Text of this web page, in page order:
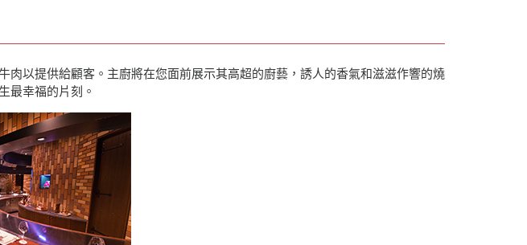
以提供給顧客。主廚將在您面前展示其高超的廚藝，誘人的香氣和滋滋作響的燒
最幸福的片刻。